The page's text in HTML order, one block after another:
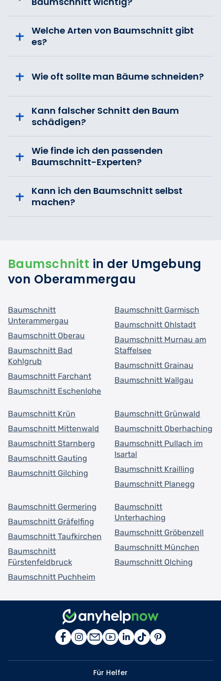
Welche Arten von Baumschnitt gibt
es?
Wie oft sollte man Bäume schneiden?
Kann falscher Schnitt den Baum
schädigen?
Wie finde ich den passenden
Baumschnitt-Experten?
Kann ich den Baumschnitt selbst
machen?
Baumschnitt in der Umgebung
von Oberammergau
Baumschnitt
Unterammergau
Baumschnitt Oberau
Baumschnitt Bad
Kohlgrub
Baumschnitt Farchant
Baumschnitt Eschenlohe
Baumschnitt Garmisch
Baumschnitt Ohlstadt
Baumschnitt Murnau am
Staffelsee
Baumschnitt Grainau
Baumschnitt Wallgau
Baumschnitt Krün
Baumschnitt Mittenwald
Baumschnitt Starnberg
Baumschnitt Gauting
Baumschnitt Gilching
Baumschnitt Grünwald
Baumschnitt Oberhaching
Baumschnitt Pullach im
Isartal
Baumschnitt Krailling
Baumschnitt Planegg
Baumschnitt Germering
Baumschnitt Gräfelfing
Baumschnitt Taufkirchen
Baumschnitt
Fürstenfeldbruck
Baumschnitt Puchheim
Baumschnitt
Unterhaching
Baumschnitt Gröbenzell
Baumschnitt München
Baumschnitt Olching
Für Helfer